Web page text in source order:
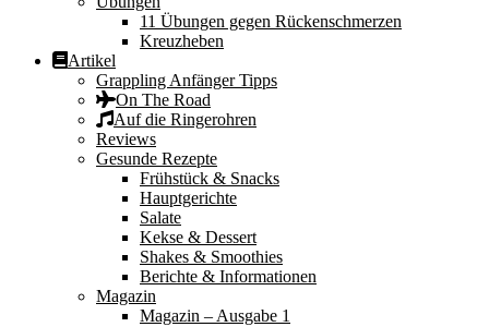
11 Übungen gegen Rückenschmerzen
Kreuzheben
Artikel
Grappling Anfänger Tipps
On The Road
Auf die Ringerohren
Reviews
Gesunde Rezepte
Frühstück & Snacks
Hauptgerichte
Salate
Kekse & Dessert
Shakes & Smoothies
Berichte & Informationen
Magazin
Magazin – Ausgabe 1